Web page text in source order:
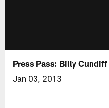
Press Pass: Billy Cundiff
Jan 03, 2013